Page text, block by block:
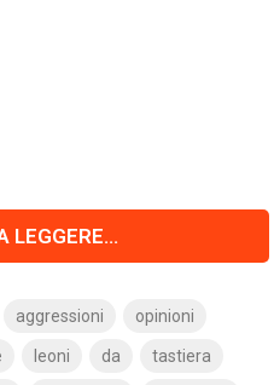
LEGGERE...
aggressioni opinioni
leoni da tastiera